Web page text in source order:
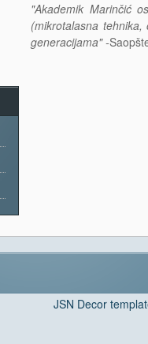
"Akademik Marinčić
(mikrotalasna
generacijama" -
JSN Decor